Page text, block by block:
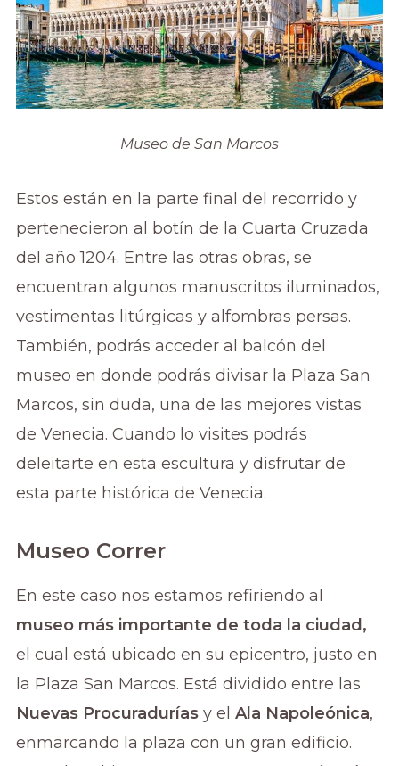
Museo de San Marcos
Estos están en la parte final del recorrido y
pertenecieron al botín de la Cuarta Cruzada
del año 1204. Entre las otras obras, se
encuentran algunos manuscritos iluminados,
vestimentas litúrgicas y alfombras persas.
También, podrás acceder al balcón del
museo en donde podrás divisar la Plaza San
Marcos, sin duda, una de las mejores vistas
de Venecia. Cuando lo visites podrás
deleitarte en esta escultura y disfrutar de
esta parte histórica de Venecia.
Museo Correr
En este caso nos estamos refiriendo al
museo más importante de toda la ciudad,
el cual está ubicado en su epicentro, justo en
la Plaza San Marcos. Está dividido entre las
Nuevas Procuradurías y el Ala Napoleónica,
enmarcando la plaza con un gran edificio.